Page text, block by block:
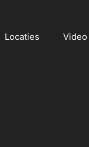
Locaties Video